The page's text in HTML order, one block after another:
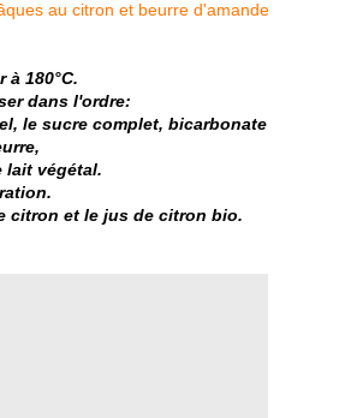
180°C.
dans l'ordre:
le sucre complet, bicarbonate
lait végétal.
citron et le jus de citron bio.